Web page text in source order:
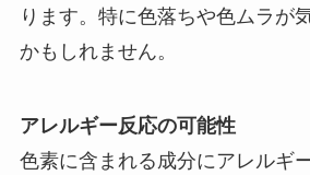
ります。特に色落ちや色ムラが
かもしれません。
アレルギー反応の可能性
色素に含まれる成分にアレルギ